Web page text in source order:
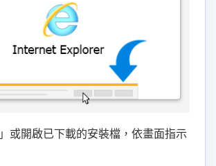
或開啟已下載的安裝檔，依畫面指示